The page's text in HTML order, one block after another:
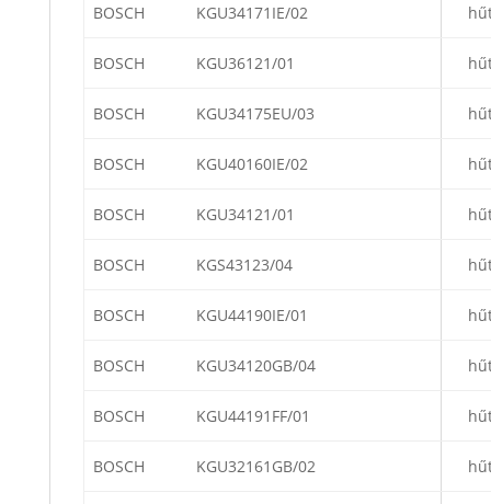
BOSCH KGU34171IE/02
BOSCH KGU36121/01
BOSCH KGU34175EU/03
BOSCH KGU40160IE/02
BOSCH KGU34121/01
BOSCH KGS43123/04
BOSCH KGU44190IE/01
BOSCH KGU34120GB/04
BOSCH KGU44191FF/01
BOSCH KGU32161GB/02